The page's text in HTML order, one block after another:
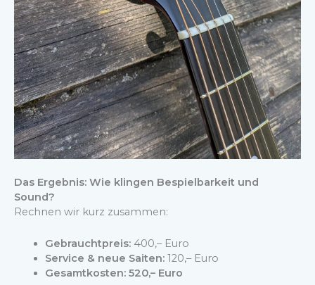
Das Ergebnis: Wie klingen Bespielbarkeit und
Sound?
Rechnen wir kurz zusammen:
Gebrauchtpreis:400,– Euro
Service & neue Saiten:120,– Euro
Gesamtkosten: 520,– Euro